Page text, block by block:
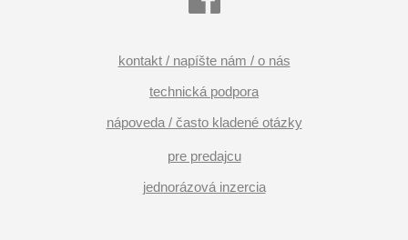
kontakt / napíšte nám / o nás
technická podpora
nápoveda / často kladené otázky
pre predajcu
jednorázová inzercia